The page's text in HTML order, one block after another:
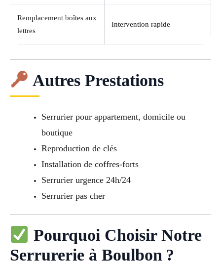
Remplacement boîtes aux
lettres
Intervention rapide
Autres Prestations
Serrurier pour appartement, domicile ou
boutique
Reproduction de clés
Installation de coffres-forts
Serrurier urgence 24h/24
Serrurier pas cher
Pourquoi Choisir Notre
Serrurerie à Boulbon ?